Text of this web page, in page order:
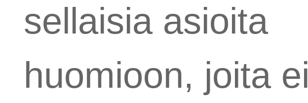
sellaisia asioita
huomioon, joita ei